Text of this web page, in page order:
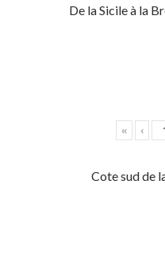
De la Sicile à la
« ‹
Cote sud de